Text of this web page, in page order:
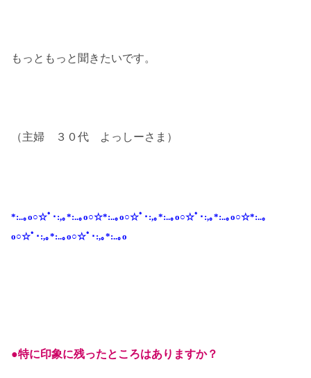
もっともっと聞きたいです。
（主婦 ３０代 よっしーさま）
*:..｡o○☆ﾟ･:,｡*:..｡o○☆*:..｡o○☆ﾟ･:,｡*:..｡o○☆ﾟ･:,｡*:..｡o○☆*:..｡
o○☆ﾟ･:,｡*:..｡o○☆ﾟ･:,｡*:..｡o
●特に印象に残ったところはありますか？